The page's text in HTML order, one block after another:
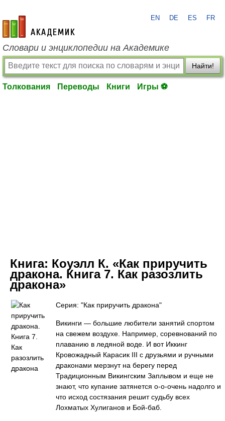
academic.ru
EN DE ES FR
Словари и энциклопедии на Академике
Найти!
Толкования Переводы Книги Игры ⚽
Книга: Коуэлл К. «Как приручить
дракона. Книга 7. Как разозлить
дракона»
Серия: "Как приручить дракона"
Викинги — большие любители занятий спортом
на свежем воздухе. Например, соревнований по
плаванию в ледяной воде. И вот Иккинг
Кровожадный Карасик III с друзьями и ручными
драконами мерзнут на берегу перед
Традиционным Викингским Заплывом и еще не
знают, что купание затянется о-о-очень надолго и
что исход состязания решит судьбу всех
Лохматых Хулиганов и Бой-баб.